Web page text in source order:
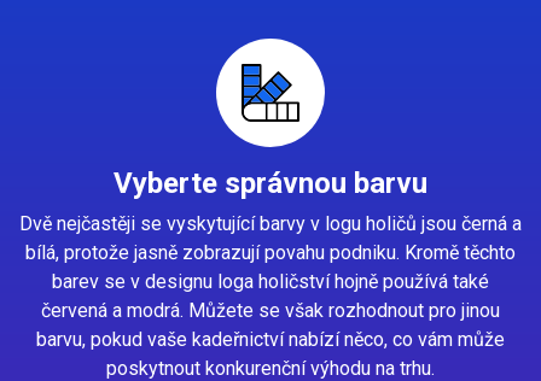
Vyberte správnou barvu
Dvě nejčastěji se vyskytující barvy v logu holičů jsou černá a
bílá, protože jasně zobrazují povahu podniku. Kromě těchto
barev se v designu loga holičství hojně používá také
červená a modrá. Můžete se však rozhodnout pro jinou
barvu, pokud vaše kadeřnictví nabízí něco, co vám může
poskytnout konkurenční výhodu na trhu.